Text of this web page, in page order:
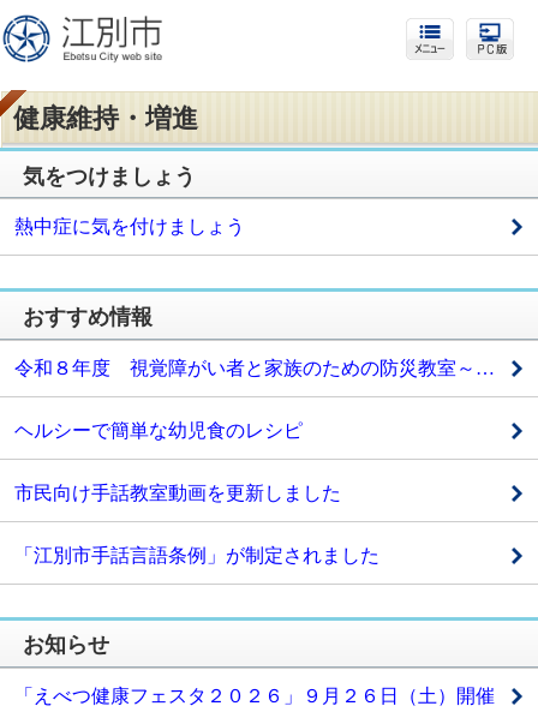
健康維持・増進
気をつけましょう
熱中症に気を付けましょう
おすすめ情報
令和８年度 視覚障がい者と家族のための防災教室～受講者を募集します～
ヘルシーで簡単な幼児食のレシピ
市民向け手話教室動画を更新しました
「江別市手話言語条例」が制定されました
お知らせ
「えべつ健康フェスタ２０２６」９月２６日（土）開催